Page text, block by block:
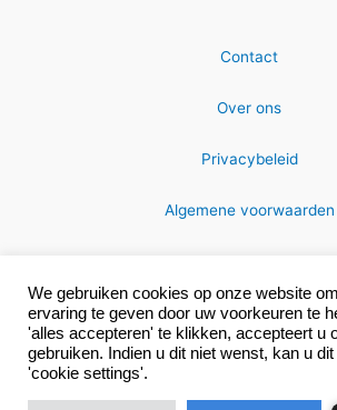
Contact
Over ons
Privacybeleid
Algemene voorwaarden
Copyright © 2026 MRC-
We gebruiken cookies op onze website
ervaring te geven door uw voorkeuren te
'alles accepteren' te klikken, accepteert u
gebruiken. Indien u dit niet wenst, kan u
'cookie settings'.